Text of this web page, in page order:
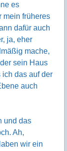
es
mein früheres
dafür auch
ja, eher
mache,
sein Haus
ich das auf der
auch
und das
Ah,
wir ein